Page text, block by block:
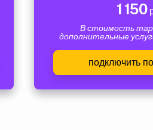
1 150
В стоимость
дополнительные
подключить